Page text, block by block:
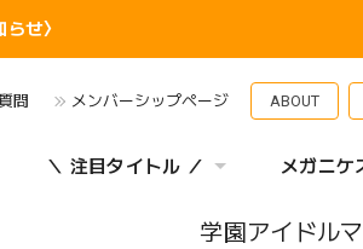
せ〉
問 メンバーシップページ ABOUT
＼ 注目タイトル ／ メガニケ
学園アイドル